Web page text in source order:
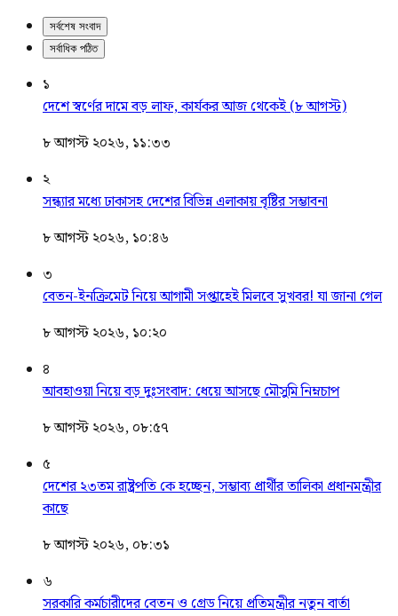
সর্বশেষ সংবাদ
সর্বাধিক পঠিত
১
দেশে স্বর্ণের দামে বড় লাফ, কার্যকর আজ থেকেই (৮ আগস্ট)
৮ আগস্ট ২০২৬, ১১:৩৩
২
সন্ধ্যার মধ্যে ঢাকাসহ দেশের বিভিন্ন এলাকায় বৃষ্টির সম্ভাবনা
৮ আগস্ট ২০২৬, ১০:৪৬
৩
বেতন-ইনক্রিমেট নিয়ে আগামী সপ্তাহেই মিলবে সুখবর! যা জানা গেল
৮ আগস্ট ২০২৬, ১০:২০
৪
আবহাওয়া নিয়ে বড় দুঃসংবাদ: ধেয়ে আসছে মৌসুমি নিম্নচাপ
৮ আগস্ট ২০২৬, ০৮:৫৭
৫
দেশের ২৩তম রাষ্ট্রপতি কে হচ্ছেন, সম্ভাব্য প্রার্থীর তালিকা প্রধানমন্ত্রীর
কাছে
৮ আগস্ট ২০২৬, ০৮:৩১
৬
সরকারি কর্মচারীদের বেতন ও গ্রেড নিয়ে প্রতিমন্ত্রীর নতুন বার্তা